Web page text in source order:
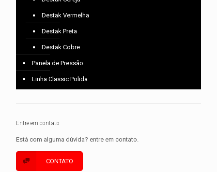
Destak Vermelha
Destak Preta
Destak Cobre
Panela de Pressão
Linha Classic Polida
Entre em contato
Está com alguma dúvida? entre em contato.
CONTATO